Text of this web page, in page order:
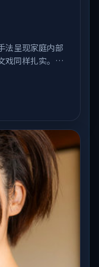
法呈现家庭内部
戏同样扎实。由
，中国大陆出